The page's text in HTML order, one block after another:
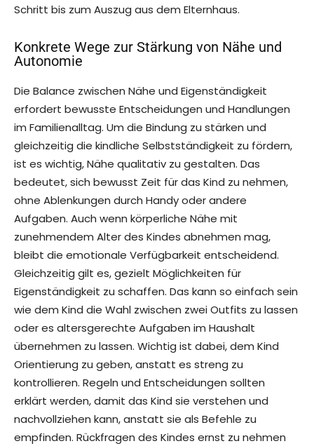
Schritt bis zum Auszug aus dem Elternhaus.
Konkrete Wege zur Stärkung von Nähe und
Autonomie
Die Balance zwischen Nähe und Eigenständigkeit
erfordert bewusste Entscheidungen und Handlungen
im Familienalltag. Um die Bindung zu stärken und
gleichzeitig die kindliche Selbstständigkeit zu fördern,
ist es wichtig, Nähe qualitativ zu gestalten. Das
bedeutet, sich bewusst Zeit für das Kind zu nehmen,
ohne Ablenkungen durch Handy oder andere
Aufgaben. Auch wenn körperliche Nähe mit
zunehmendem Alter des Kindes abnehmen mag,
bleibt die emotionale Verfügbarkeit entscheidend.
Gleichzeitig gilt es, gezielt Möglichkeiten für
Eigenständigkeit zu schaffen. Das kann so einfach sein
wie dem Kind die Wahl zwischen zwei Outfits zu lassen
oder es altersgerechte Aufgaben im Haushalt
übernehmen zu lassen. Wichtig ist dabei, dem Kind
Orientierung zu geben, anstatt es streng zu
kontrollieren. Regeln und Entscheidungen sollten
erklärt werden, damit das Kind sie verstehen und
nachvollziehen kann, anstatt sie als Befehle zu
empfinden. Rückfragen des Kindes ernst zu nehmen